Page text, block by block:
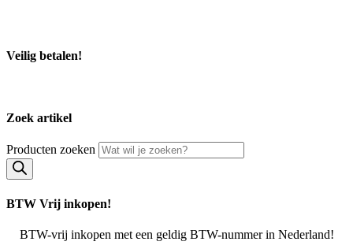
Veilig betalen!
Zoek artikel
Producten zoeken
BTW Vrij inkopen!
BTW-vrij inkopen met een geldig BTW-nummer in Nederland!